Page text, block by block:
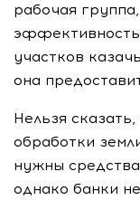
рабочая
эффективность
участков
она
Нельзя
обработки
нужны
однако банки